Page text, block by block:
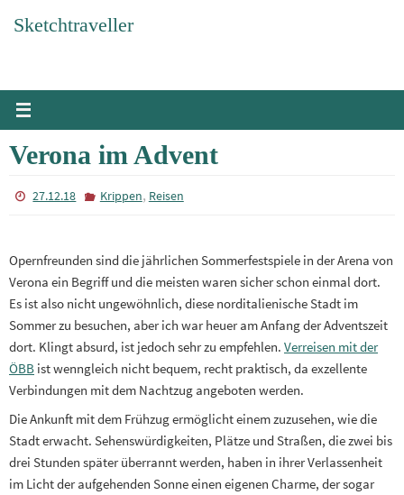
InhaltSketchtraveller
Verona im Advent
27.12.18 Krippen, Reisen
Opernfreunden sind die jährlichen Sommerfestspiele in der Arena von
Verona ein Begriff und die meisten waren sicher schon einmal dort.
Es ist also nicht ungewöhnlich, diese norditalienische Stadt im
Sommer zu besuchen, aber ich war heuer am Anfang der Adventszeit
dort. Klingt absurd, ist jedoch sehr zu empfehlen. Verreisen mit der
ÖBB ist wenngleich nicht bequem, recht praktisch, da exzellente
Verbindungen mit dem Nachtzug angeboten werden.
Die Ankunft mit dem Frühzug ermöglicht einem zuzusehen, wie die
Stadt erwacht. Sehenswürdigkeiten, Plätze und Straßen, die zwei bis
drei Stunden später überrannt werden, haben in ihrer Verlassenheit
im Licht der aufgehenden Sonne einen eigenen Charme, der sogar